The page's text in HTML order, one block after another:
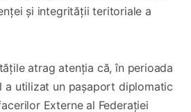
și integrității teritoriale a
atrag atenția că, în perioada
a utilizat un pașaport diplomatic
Externe al Federației